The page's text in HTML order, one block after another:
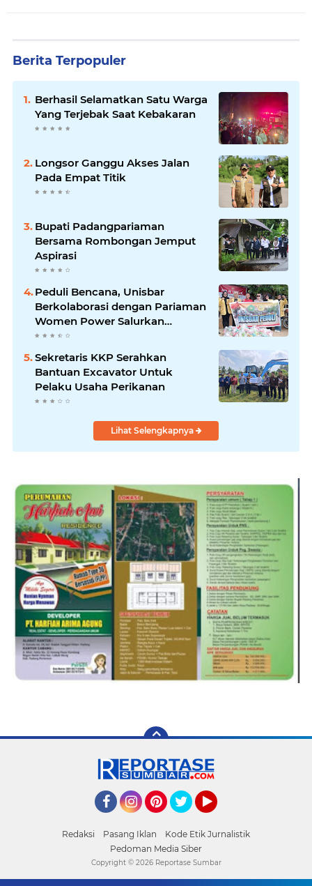
Berita Terpopuler
Berhasil Selamatkan Satu Warga
Yang Terjebak Saat Kebakaran
Longsor Ganggu Akses Jalan
Pada Empat Titik
Bupati Padangpariaman
Bersama Rombongan Jemput
Aspirasi
Peduli Bencana, Unisbar
Berkolaborasi dengan Pariaman
Women Power Salurkan
Bantuan untuk Korban Banjir di
Padang
Sekretaris KKP Serahkan
Bantuan Excavator Untuk
Pelaku Usaha Perikanan
Lihat Selengkapnya
Redaksi Pasang Iklan
Kode Etik Jurnalistik
Pedoman Media Siber
Copyright © 2026 Reportase Sumbar